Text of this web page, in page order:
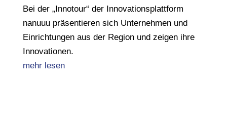
Bei der „Innotour“ der Innovationsplattform
nanuuu präsentieren sich Unternehmen und
Einrichtungen aus der Region und zeigen ihre
Innovationen.
mehr lesen